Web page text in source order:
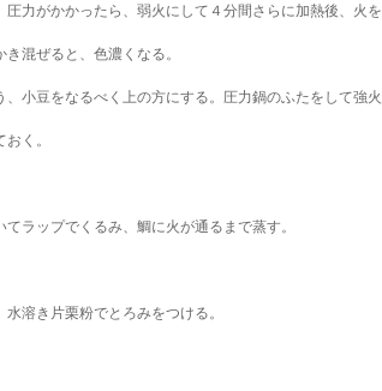
力がかかったら、弱火にして４分間さらに加熱後、火を
混ぜると、色濃くなる。
小豆をなるべく上の方にする。圧力鍋のふたをして強火
く。
ラップでくるみ、鯛に火が通るまで蒸す。
溶き片栗粉でとろみをつける。